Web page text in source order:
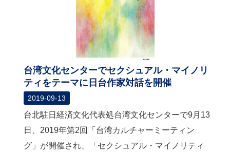
台湾文化センターでセクシュアル・マイノリ
ティをテーマに日台作家対話を開催
2019-09-13
台北駐日経済文化代表処台湾文化センターで9月13
日、2019年第2回「台湾カルチャーミーティン
グ」が開催され、「セクシュアル・マイノリティ